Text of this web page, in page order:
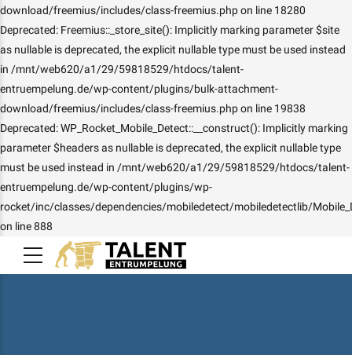
download/freemius/includes/class-freemius.php on line 18280
Deprecated: Freemius::_store_site(): Implicitly marking parameter $site
as nullable is deprecated, the explicit nullable type must be used instead
in /mnt/web620/a1/29/59818529/htdocs/talent-
entruempelung.de/wp-content/plugins/bulk-attachment-
download/freemius/includes/class-freemius.php on line 19838
Deprecated: WP_Rocket_Mobile_Detect::__construct(): Implicitly marking
parameter $headers as nullable is deprecated, the explicit nullable type
must be used instead in /mnt/web620/a1/29/59818529/htdocs/talent-
entruempelung.de/wp-content/plugins/wp-
rocket/inc/classes/dependencies/mobiledetect/mobiledetectlib/
on line 888